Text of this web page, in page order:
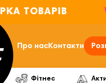
ТОВАРІВ
Про насКонтакти
Фітнес